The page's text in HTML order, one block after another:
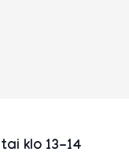
klo 13-14